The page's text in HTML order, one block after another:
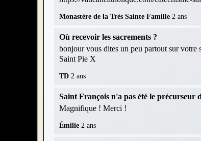
Monastère de la Très Sainte Famille 2 ans
Où recevoir les sacrements ?
bonjour vous dites un peu partout sur votre
Saint Pie X
TD 2 ans
Saint François n'a pas été le précurseur
Magnifique ! Merci !
Émilie 2 ans